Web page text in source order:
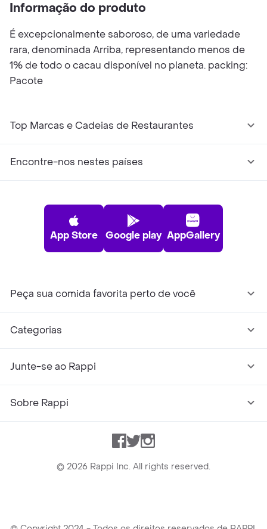
Informação do produto
É excepcionalmente saboroso, de uma variedade
rara, denominada Arriba, representando menos de
1% de todo o cacau disponível no planeta. packing:
Pacote
Top Marcas e Cadeias de Restaurantes
Encontre-nos nestes países
App Store Google play AppGallery
Peça sua comida favorita perto de você
Categorias
Junte-se ao Rappi
Sobre Rappi
Facebook
TwitterInstagram
© 2026 Rappi Inc. All rights reserved.